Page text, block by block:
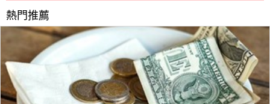
熱門推薦